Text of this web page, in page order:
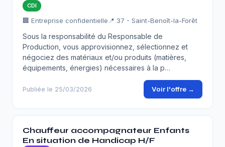
CDI
🏢 Entreprise confidentielle 📍 37 - Saint-Benoît-la-Forêt
Sous la responsabilité du Responsable de
Production, vous approvisionnez, sélectionnez et
négociez des matériaux et/ou produits (matières,
équipements, énergies) nécessaires à la p…
Publiée le 25/03/2026 Voir l'offre →
Chauffeur accompagnateur Enfants
En situation de Handicap H/F